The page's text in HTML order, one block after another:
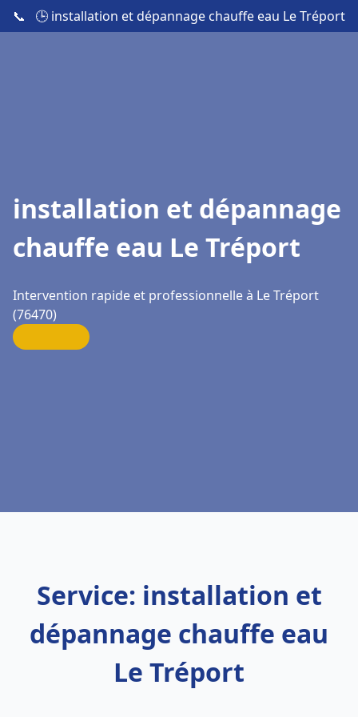
📞 🕒 installation et dépannage chauffe eau Le Tréport
installation et dépannage
chauffe eau Le Tréport
Intervention rapide et professionnelle à Le Tréport
(76470)
Service: installation et
dépannage chauffe eau
Le Tréport